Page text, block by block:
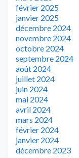
février 2025
janvier 2025
décembre 2024
novembre 2024
octobre 2024
septembre 2024
août 2024
juillet 2024
juin 2024
mai 2024
avril 2024
mars 2024
février 2024
janvier 2024
décembre 2023